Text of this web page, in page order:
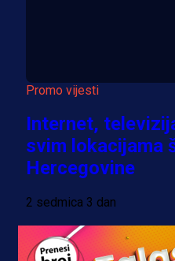
Promo vijesti
Internet,
svim lokacijama
Hercegovine
2 sedmica 3 dan